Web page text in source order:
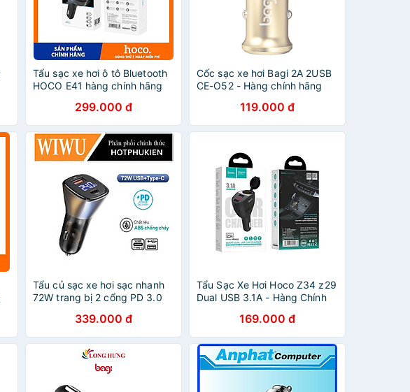
Tẩu sạc xe hơi ô tô Bluetooth
HOCO E41 hàng chính hãng
299.000 đ
Cốc sạc xe hơi Bagi 2A 2USB
CE-O52 - Hàng chính hãng
119.000 đ
Tẩu củ sạc xe hơi sạc nhanh
72W trang bị 2 cổng PD 3.0
WIWU Intelligent Transparent
Car Charger PC500 đa năng
cho xe hơi / xe ô tô trang bị
LED hiển thị, chuẩn PD 3.0 và
QC 4.0, chip sạc thông minh -
hàng nhập khẩu
339.000 đ
Tẩu Sạc Xe Hơi Hoco Z34 z29
Dual USB 3.1A - Hàng Chính
169.000 đ